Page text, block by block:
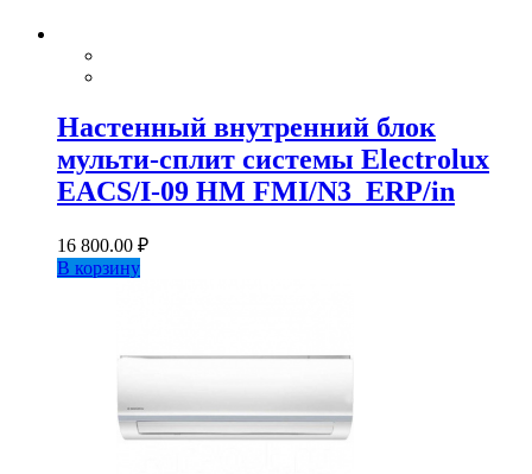
Настенный внутренний блок
мульти-сплит системы Electrolux
EACS/I-09 HM FMI/N3_ERP/in
16 800.00 ₽
В корзину